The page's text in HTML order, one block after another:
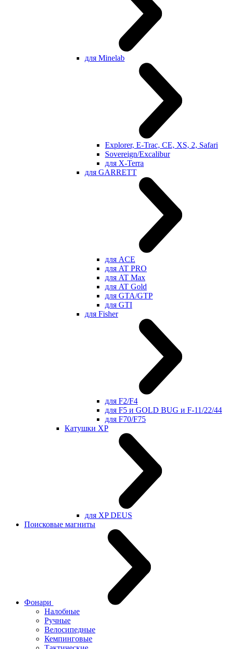
для Minelab
Explorer, E-Trac, CE, XS, 2, Safari
Sovereign/Excalibur
для X-Terra
для GARRETT
для ACE
для AT PRO
для AT Max
для AT Gold
для GTA/GTP
для GTI
для Fisher
для F2/F4
для F5 и GOLD BUG и F-11/22/44
для F70/F75
Катушки XP
для XP DEUS
Поисковые магниты
Фонари
Налобные
Ручные
Велосипедные
Кемпинговые